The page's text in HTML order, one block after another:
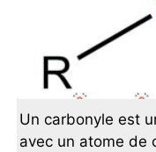
Un carbonyle est
avec un atome de